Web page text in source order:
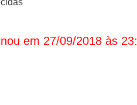
em 27/09/2018 às